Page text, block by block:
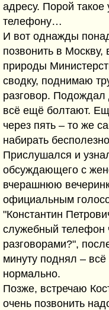
адресу. Порой
телефону…
И вот однажды
позвонить в Москву,
природы
сводку, поднимаю
разговор. Подождал
всё ещё болтают.
через пять – то же
набирать
Прислушался и
обсуждающего с
вчерашнюю
официальным
"Константин
служебный телефон
разговорами?",
минуту поднял – всё
нормально.
Позже, встречаю
очень позвонить